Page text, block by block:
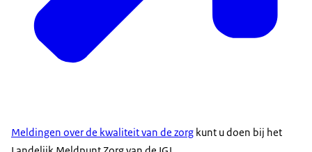
Meldingen over de kwaliteit van de zorg kunt u doen bij het